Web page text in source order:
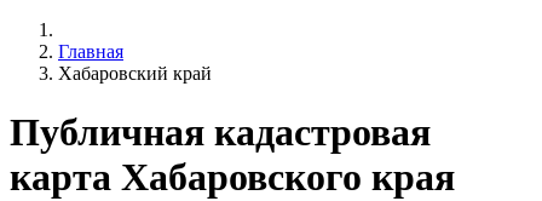
Главная
Хабаровский край
Публичная кадастровая
карта Хабаровского края